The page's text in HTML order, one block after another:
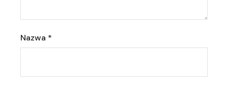
Nazwa *